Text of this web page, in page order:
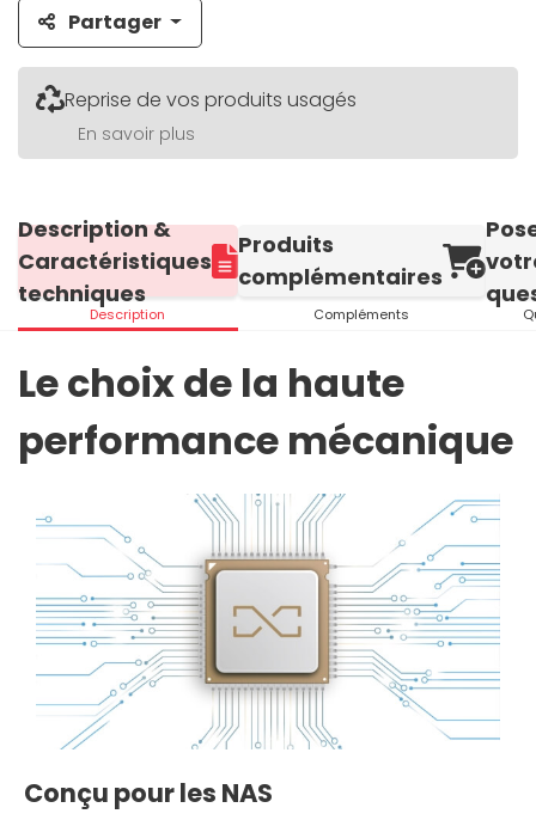
Partager
Reprise de vos produits usagés
En savoir plus
Description &
Caractéristiques
techniques
Description
Produits
complémentaires
Compléments
Le choix de la haute
performance mécanique
Conçu pour les NAS